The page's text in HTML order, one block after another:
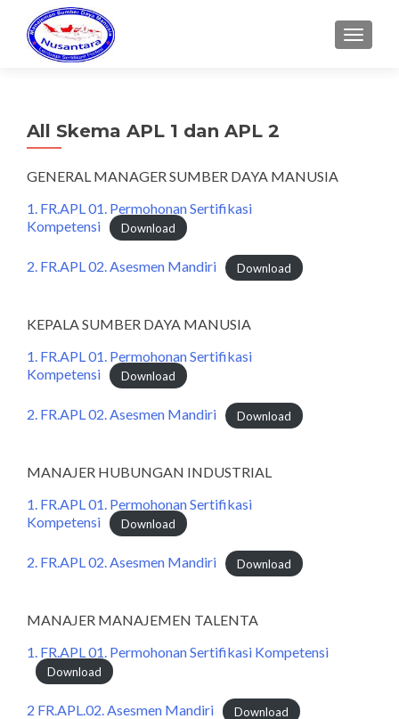
MENU
All Skema APL 1 dan APL 2
GENERAL MANAGER SUMBER DAYA MANUSIA
1. FR.APL 01. Permohonan Sertifikasi
Kompetensi
Download
2. FR.APL 02. Asesmen Mandiri Download
KEPALA SUMBER DAYA MANUSIA
1. FR.APL 01. Permohonan Sertifikasi
Kompetensi
Download
2. FR.APL 02. Asesmen Mandiri Download
MANAJER HUBUNGAN INDUSTRIAL
1. FR.APL 01. Permohonan Sertifikasi
Kompetensi
Download
2. FR.APL 02. Asesmen Mandiri Download
MANAJER MANAJEMEN TALENTA
1. FR.APL 01. Permohonan Sertifikasi Kompetensi
Download
2 FR.APL.02. Asesmen Mandiri Download